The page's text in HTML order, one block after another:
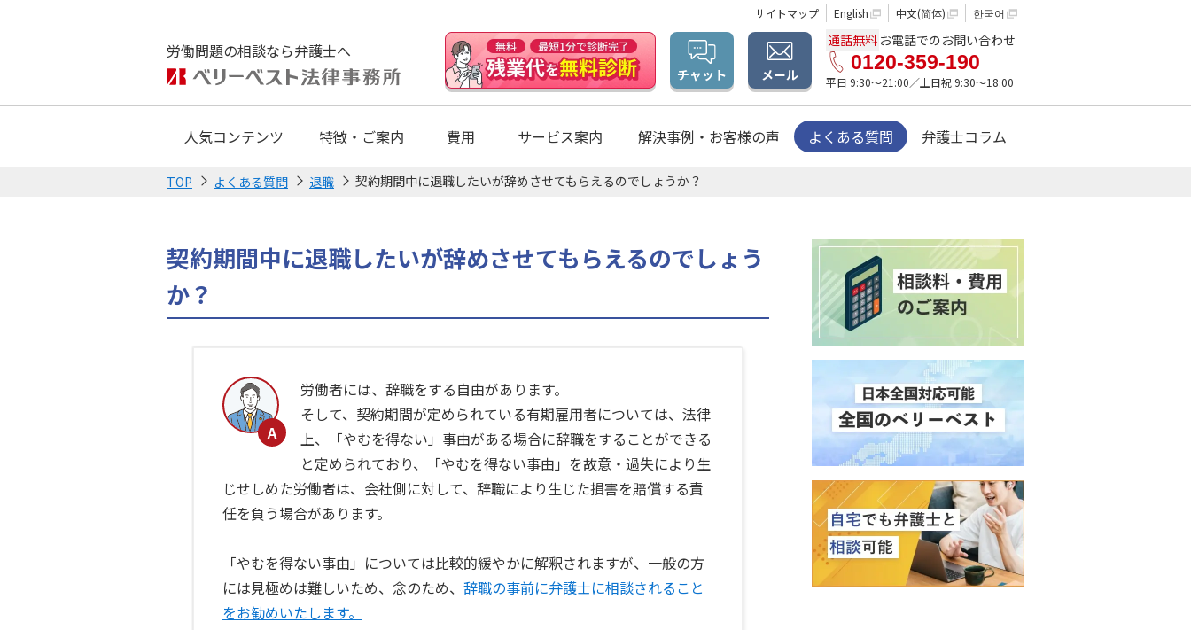
サイトマップ English 中文(简体) 한국어
労働問題の相談なら弁護士へ
チャット メール
通話無料 お電話でのお問い合わせ
0120-359-190
平日 9:30〜21:00／土日祝 9:30〜18:00
人気コンテンツ 特徴・ご案内 費用 サービス案内 解決事例・お客様の声 よくある質問 弁護士コラム
TOP よくある質問 退職 契約期間中に退職したいが辞めさせてもらえるのでしょうか？
契約期間中に退職したいが辞めさせてもらえるのでしょう
か？
労働者には、辞職をする自由があります。
そして、契約期間が定められている有期雇用者については、法律
上、「やむを得ない」事由がある場合に辞職をすることができる
と定められており、「やむを得ない事由」を故意・過失により生
じせしめた労働者は、会社側に対して、辞職により生じた損害を賠償する責
任を負う場合があります。
「やむを得ない事由」については比較的緩やかに解釈されますが、一般の方
には見極めは難しいため、念のため、 辞職の事前に弁護士に相談されること
をお勧めいたします。